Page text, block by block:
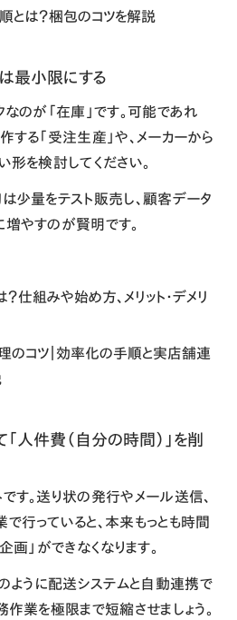
とは？梱包のコツを解説
最小限にする
なのが「在庫」です。可能であれ
する「受注生産」や、メーカーから
形を検討してください。
少量をテスト販売し、顧客データ
やすのが賢明です。
？仕組みや始め方、メリット・デメリ
のコツ｜効率化の手順と実店舗連
人件費（自分の時間）」を削
す。送り状の発行やメール送信、
行っていると、本来もっとも時間
画」ができなくなります。
ように配送システムと自動連携で
作業を極限まで短縮させましょう。